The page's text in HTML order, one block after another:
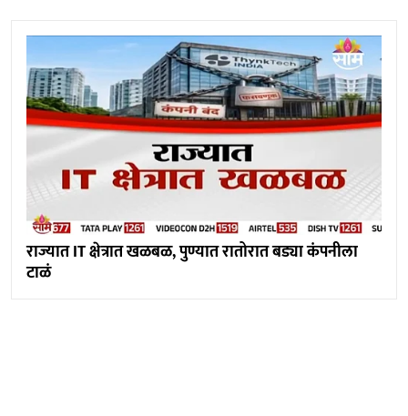
राज्यात IT क्षेत्रात खळबळ, पुण्यात रातोरात बड्या कंपनीला
टाळं